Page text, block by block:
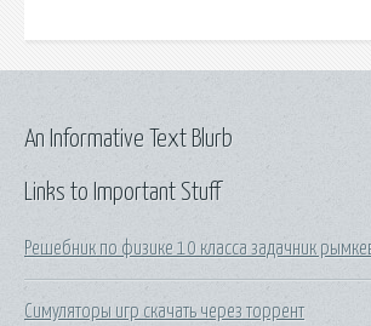
Links to Important Stuff
Решебник по физике 10 класса задачник
Симуляторы игр скачать через торрент
An Informative Text Blurb